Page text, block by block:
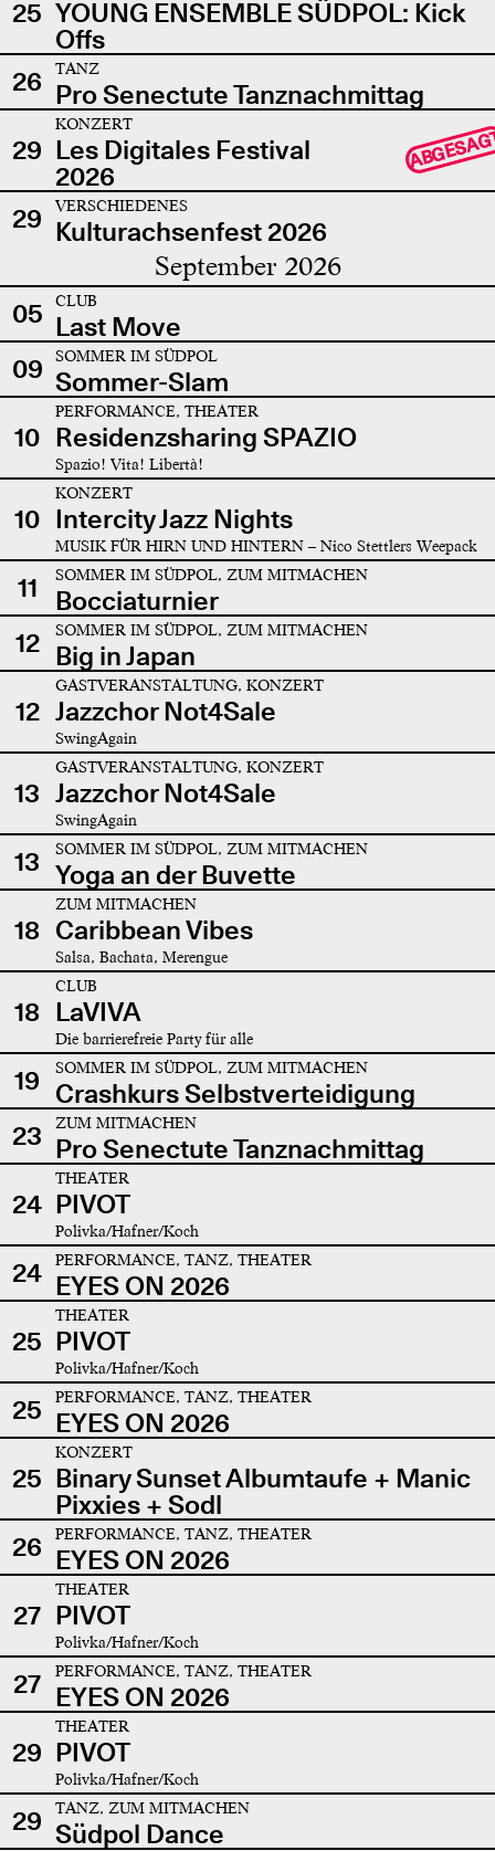
25 YOUNG ENSEMBLE SÜDPOL: Kick
Offs
26
TANZ
Pro Senectute Tanznachmittag
29
KONZERT
Les Digitales Festival
2026
29 VERSCHIEDENES
Kulturachsenfest 2026
September 2026
05 CLUB
Last Move
09
SOMMER IM SÜDPOL
Sommer-Slam
10
PERFORMANCE, THEATER
Residenzsharing SPAZIO
Spazio! Vita! Libertà!
10
KONZERT
Intercity Jazz Nights
MUSIK FÜR HIRN UND HINTERN – Nico Stettlers Weepack
11 SOMMER IM SÜDPOL, ZUM MITMACHEN
Bocciaturnier
12
SOMMER IM SÜDPOL, ZUM MITMACHEN
Big in Japan
12
GASTVERANSTALTUNG, KONZERT
Jazzchor Not4Sale
SwingAgain
13
GASTVERANSTALTUNG, KONZERT
Jazzchor Not4Sale
SwingAgain
13 SOMMER IM SÜDPOL, ZUM MITMACHEN
Yoga an der Buvette
18
ZUM MITMACHEN
Caribbean Vibes
Salsa, Bachata, Merengue
18
CLUB
LaVIVA
Die barrierefreie Party für alle
19 SOMMER IM SÜDPOL, ZUM MITMACHEN
Crashkurs Selbstverteidigung
23
ZUM MITMACHEN
Pro Senectute Tanznachmittag
24
THEATER
PIVOT
Polivka/Hafner/Koch
24 PERFORMANCE, TANZ, THEATER
EYES ON 2026
25
THEATER
PIVOT
Polivka/Hafner/Koch
25 PERFORMANCE, TANZ, THEATER
EYES ON 2026
25
KONZERT
Binary Sunset Albumtaufe + Manic
Pixxies + Sodl
26
PERFORMANCE, TANZ, THEATER
EYES ON 2026
27
THEATER
PIVOT
Polivka/Hafner/Koch
27 PERFORMANCE, TANZ, THEATER
EYES ON 2026
29
THEATER
PIVOT
Polivka/Hafner/Koch
29 TANZ, ZUM MITMACHEN
Südpol Dance